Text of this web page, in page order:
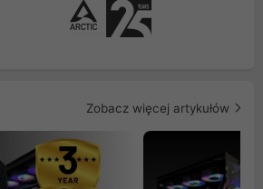
Zobacz więcej artykułów